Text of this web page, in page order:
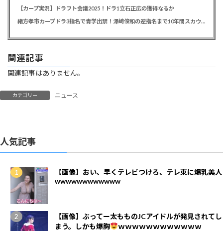
【カープ実況】ドラフト会議2025！ドラ1立石正広の獲得なるか
緒方孝市カープドラ3指名で青学出禁！澤﨑俊和の逆指名まで10年間スカウト出禁
関連記事
関連記事はありません。
カテゴリー ニュース
人気記事
【画像】おい、早くテレビつけろ、テレ東に爆乳美人
wwwwwwwwwwww
【画像】ぶってー太もものJCアイドルが発見されてし
まう。しかも爆胸
ｗｗｗｗｗｗｗｗｗｗｗｗ